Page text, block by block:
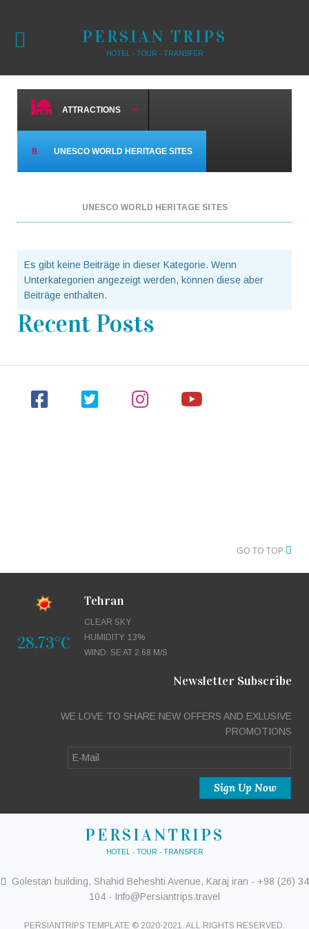
PERSIAN TRIPS
HOTEL - TOUR - TRANSFER
ATTRACTIONS
UNESCO WORLD HERITAGE SITES
UNESCO WORLD HERITAGE SITES
Es gibt keine Beiträge in dieser Kategorie. Wenn
Unterkategorien angezeigt werden, können diese aber
Beiträge enthalten.
Recent Posts
GO TO TOP
28.73°C
Tehran
CLEAR SKY
HUMIDITY: 13%
WIND: SE AT 2.68 M/S
Newsletter Subscribe
WE LOVE TO SHARE NEW OFFERS AND EXLUSIVE
PROMOTIONS
PERSIANTRIPS
HOTEL - TOUR - TRANSFER
Golestan building, Shahid Beheshti Avenue, Karaj iran - +98 (26) 34
104 - Info@Persiantrips.travel
PERSIANTRIPS TEMPLATE © 2020-2021. ALL RIGHTS RESERVED.